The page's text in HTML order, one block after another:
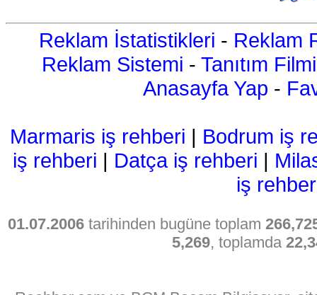
Reklam İstatistikleri - Reklam
Reklam Sistemi - Tanıtım Filmi
Anasayfa Yap -
Marmaris iş rehberi | Bodrum iş
iş rehberi | Datça iş rehberi |
iş
01.07.2006 tarihinden bugüne toplam
5,269, toplamda